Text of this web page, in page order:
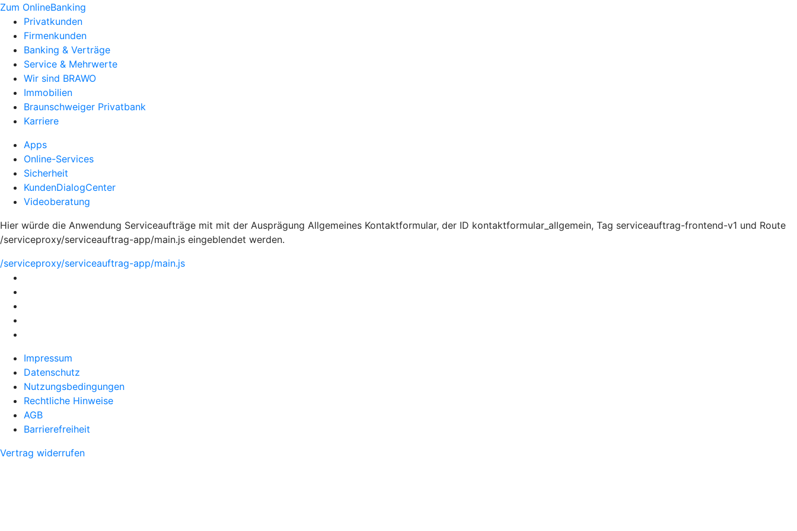
Zum OnlineBanking
Privatkunden
Firmenkunden
Banking & Verträge
Service & Mehrwerte
Wir sind BRAWO
Immobilien
Braunschweiger Privatbank
Karriere
Apps
Online-Services
Sicherheit
KundenDialogCenter
Videoberatung
Hier würde die Anwendung Serviceaufträge mit mit der Ausprägung Allgemeines Kontaktformular, der ID kontaktformular_allgemein, Tag serviceauftrag-frontend-v1 und Route
/serviceproxy/serviceauftrag-app/main.js eingeblendet werden.
/serviceproxy/serviceauftrag-app/main.js
Impressum
Datenschutz
Nutzungsbedingungen
Rechtliche Hinweise
AGB
Barrierefreiheit
Vertrag widerrufen